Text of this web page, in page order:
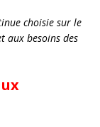
choisie sur le
aux besoins des